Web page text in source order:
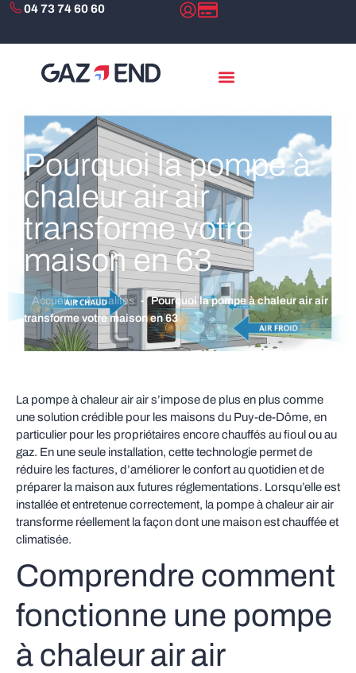
04 73 74 60 60
Pourquoi la pompe à
chaleur air air
transforme votre
maison en 63
Accueil - Actualités - Pourquoi la pompe à chaleur air air
transforme votre maison en 63
La pompe à chaleur air air s’impose de plus en plus comme
une solution crédible pour les maisons du Puy‑de‑Dôme, en
particulier pour les propriétaires encore chauffés au fioul ou au
gaz. En une seule installation, cette technologie permet de
réduire les factures, d’améliorer le confort au quotidien et de
préparer la maison aux futures réglementations. Lorsqu’elle est
installée et entretenue correctement, la pompe à chaleur air air
transforme réellement la façon dont une maison est chauffée et
climatisée.
Comprendre comment
fonctionne une pompe
à chaleur air air